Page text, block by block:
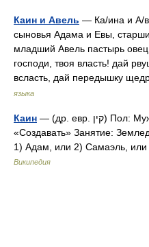
Каин и Авель — Ка/ина и А/
сыновья Адама и Евы,
младший Авель пастырь
господи, твоя власть! дай
всласть, дай передышку
языка
Каин — (др. евр. קין) Пол: Мужской Толкование имени:
«Создавать» Занятие:
1) Адам, или 2) Самаэль,
Википедия